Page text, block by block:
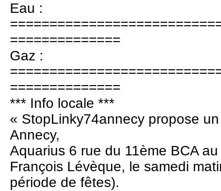
Eau :
==============
Gaz :
==============
*** Info locale ***
« StopLinky74annecy propose un
Annecy,
Aquarius 6 rue du 11ème BCA
François Lévèque, le samedi
période de fêtes).